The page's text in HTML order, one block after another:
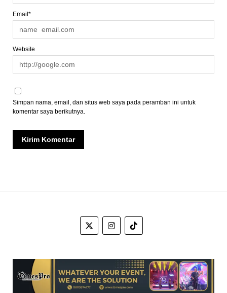
Email*
Website
Simpan nama, email, dan situs web saya pada peramban ini untuk
komentar saya berikutnya.